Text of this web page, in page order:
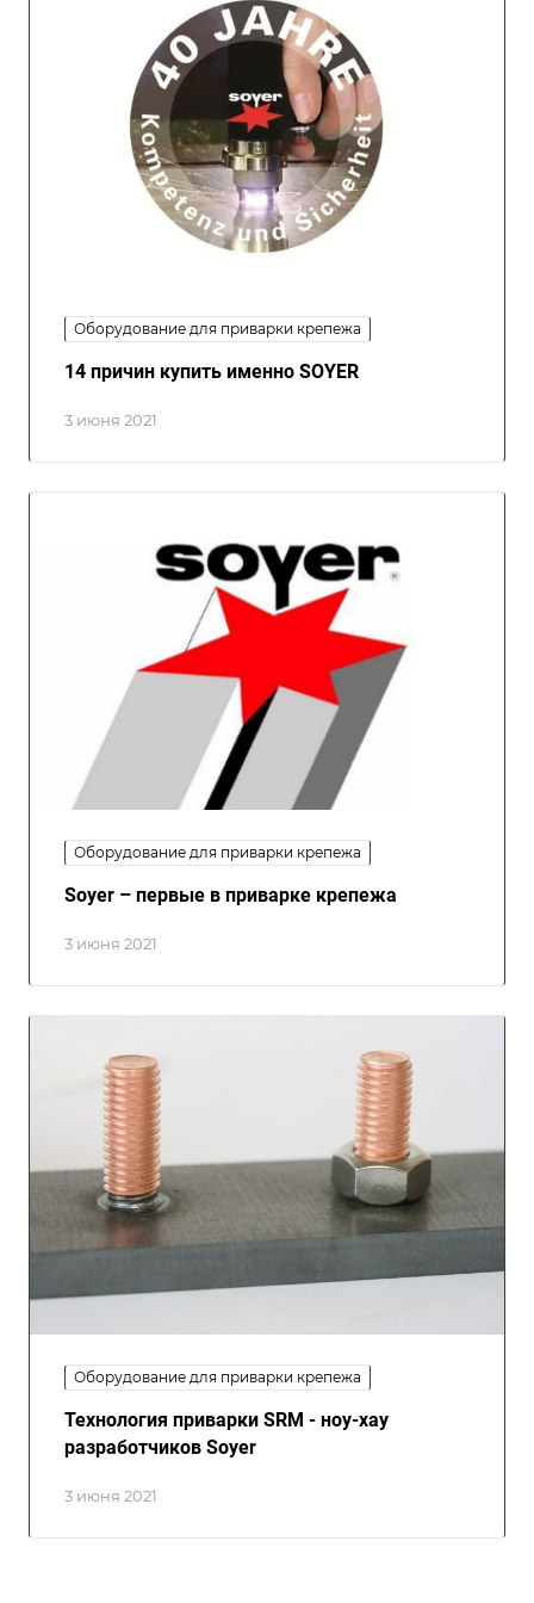
Оборудование для приварки крепежа
3 июня 2021
14 причин купить именно SOYER
Оборудование для приварки крепежа
3 июня 2021
Soyer – первые в приварке крепежа
Оборудование для приварки крепежа
3 июня 2021
Технология приварки SRM - ноу-хау
разработчиков Soyer